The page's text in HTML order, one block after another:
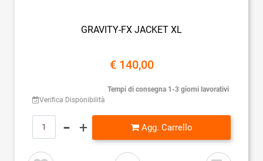
GRAVITY-FX JACKET XL
€ 140,00
Verifica Disponibilità
Tempi di consegna 1-3 giorni lavorativi
Quantità
Agg. Carrello